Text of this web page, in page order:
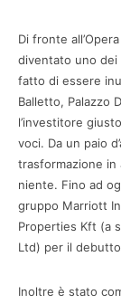
Di fronte
diventato uno dei
fatto di essere
Balletto, Palazzo
l’investitore
voci. Da un paio
trasformazione in
niente. Fino ad
gruppo Marriott
Properties Kft (a
Ltd) per il debutto
Inoltre è stato